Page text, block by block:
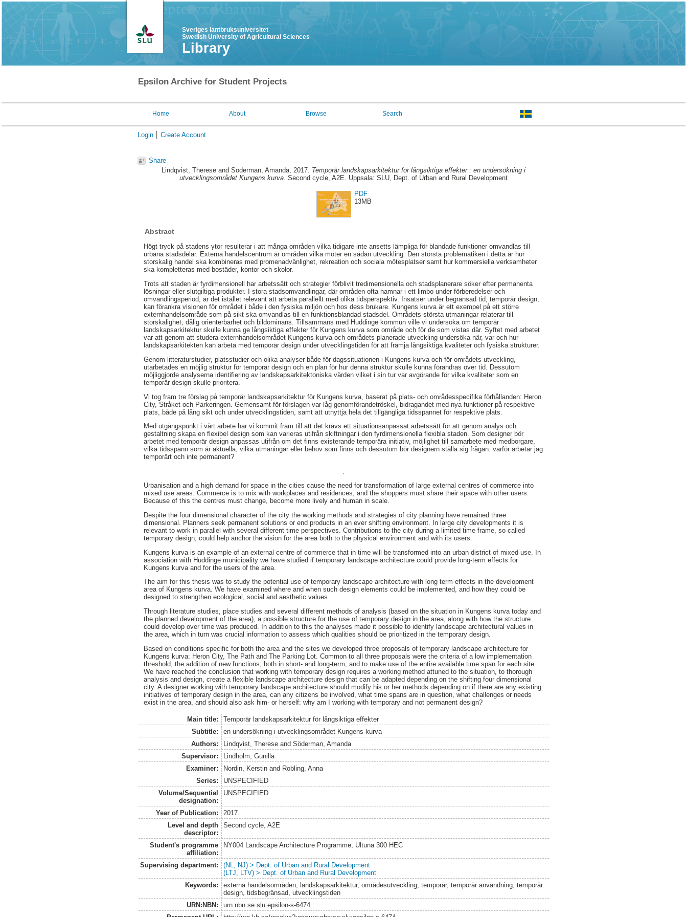
Sveriges lantbruksuniversitet
Swedish University of Agricultural Sciences
Library
Epsilon Archive for Student Projects
Home About Browse Search
Login Create Account
Share
Lindqvist, Therese and Söderman, Amanda, 2017. Temporär landskapsarkitektur för långsiktiga effekter : en undersökning i
utvecklingsområdet Kungens kurva. Second cycle, A2E. Uppsala: SLU, Dept. of Urban and Rural Development
PDF
13MB
Abstract
Högt tryck på stadens ytor resulterar i att många områden vilka tidigare inte ansetts lämpliga för blandade funktioner omvandlas till
urbana stadsdelar. Externa handelscentrum är områden vilka möter en sådan utveckling. Den största problematiken i detta är hur
storskalig handel ska kombineras med promenadvänlighet, rekreation och sociala mötesplatser samt hur kommersiella verksamheter
ska kompletteras med bostäder, kontor och skolor.
Trots att staden är fyrdimensionell har arbetssätt och strategier förblivit tredimensionella och stadsplanerare söker efter permanenta
lösningar eller slutgiltiga produkter. I stora stadsomvandlingar, där områden ofta hamnar i ett limbo under förberedelser och
omvandlingsperiod, är det istället relevant att arbeta parallellt med olika tidsperspektiv. Insatser under begränsad tid, temporär design,
kan förankra visionen för området i både i den fysiska miljön och hos dess brukare. Kungens kurva är ett exempel på ett större
externhandelsområde som på sikt ska omvandlas till en funktionsblandad stadsdel. Områdets största utmaningar relaterar till
storskalighet, dålig orienterbarhet och bildominans. Tillsammans med Huddinge kommun ville vi undersöka om temporär
landskapsarkitektur skulle kunna ge långsiktiga effekter för Kungens kurva som område och för de som vistas där. Syftet med arbetet
var att genom att studera externhandelsområdet Kungens kurva och områdets planerade utveckling undersöka när, var och hur
landskapsarkitekten kan arbeta med temporär design under utvecklingstiden för att främja långsiktiga kvaliteter och fysiska strukturer.
Genom litteraturstudier, platsstudier och olika analyser både för dagssituationen i Kungens kurva och för områdets utveckling,
utarbetades en möjlig struktur för temporär design och en plan för hur denna struktur skulle kunna förändras över tid. Dessutom
möjliggjorde analyserna identifiering av landskapsarkitektoniska värden vilket i sin tur var avgörande för vilka kvaliteter som en
temporär design skulle prioritera.
Vi tog fram tre förslag på temporär landskapsarkitektur för Kungens kurva, baserat på plats- och områdesspecifika förhållanden: Heron
City, Stråket och Parkeringen. Gemensamt för förslagen var låg genomförandetröskel, bidragandet med nya funktioner på respektive
plats, både på lång sikt och under utvecklingstiden, samt att utnyttja hela det tillgängliga tidsspannet för respektive plats.
Med utgångspunkt i vårt arbete har vi kommit fram till att det krävs ett situationsanpassat arbetssätt för att genom analys och
gestaltning skapa en flexibel design som kan varieras utifrån skiftningar i den fyrdimensionella flexibla staden. Som designer bör
arbetet med temporär design anpassas utifrån om det finns existerande temporära initiativ, möjlighet till samarbete med medborgare,
vilka tidsspann som är aktuella, vilka utmaningar eller behov som finns och dessutom bör designern ställa sig frågan: varför arbetar jag
temporärt och inte permanent?
,
Urbanisation and a high demand for space in the cities cause the need for transformation of large external centres of commerce into
mixed use areas. Commerce is to mix with workplaces and residences, and the shoppers must share their space with other users.
Because of this the centres must change, become more lively and human in scale.
Despite the four dimensional character of the city the working methods and strategies of city planning have remained three
dimensional. Planners seek permanent solutions or end products in an ever shifting environment. In large city developments it is
relevant to work in parallel with several different time perspectives. Contributions to the city during a limited time frame, so called
temporary design, could help anchor the vision for the area both to the physical environment and with its users.
Kungens kurva is an example of an external centre of commerce that in time will be transformed into an urban district of mixed use. In
association with Huddinge municipality we have studied if temporary landscape architecture could provide long-term effects for
Kungens kurva and for the users of the area.
The aim for this thesis was to study the potential use of temporary landscape architecture with long term effects in the development
area of Kungens kurva. We have examined where and when such design elements could be implemented, and how they could be
designed to strengthen ecological, social and aesthetic values.
Through literature studies, place studies and several different methods of analysis (based on the situation in Kungens kurva today and
the planned development of the area), a possible structure for the use of temporary design in the area, along with how the structure
could develop over time was produced. In addition to this the analyses made it possible to identify landscape architectural values in
the area, which in turn was crucial information to assess which qualities should be prioritized in the temporary design.
Based on conditions specific for both the area and the sites we developed three proposals of temporary landscape architecture for
Kungens kurva: Heron City, The Path and The Parking Lot. Common to all three proposals were the criteria of a low implementation
threshold, the addition of new functions, both in short- and long-term, and to make use of the entire available time span for each site.
We have reached the conclusion that working with temporary design requires a working method attuned to the situation, to thorough
analysis and design, create a flexible landscape architecture design that can be adapted depending on the shifting four dimensional
city. A designer working with temporary landscape architecture should modify his or her methods depending on if there are any existing
initiatives of temporary design in the area, can any citizens be involved, what time spans are in question, what challenges or needs
exist in the area, and should also ask him- or herself: why am I working with temporary and not permanent design?
Main title:
Temporär landskapsarkitektur för långsiktiga effekter
Subtitle:
en undersökning i utvecklingsområdet Kungens kurva
Authors:
Lindqvist, Thereseand Söderman, Amanda
Supervisor:
Lindholm, Gunilla
Examiner:
Nordin, Kerstinand Robling, Anna
Series:
UNSPECIFIED
Volume/Sequential
designation:
UNSPECIFIED
Year of Publication:
2017
Level and depth
descriptor:
Second cycle, A2E
Student's programme
affiliation:
NY004 Landscape Architecture Programme, Ultuna 300 HEC
Supervising department:
(NL, NJ) > Dept. of Urban and Rural Development
(LTJ, LTV) > Dept. of Urban and Rural Development
Keywords:
externa handelsområden, landskapsarkitektur, områdesutveckling, temporär, temporär användning, temporär
design, tidsbegränsad, utvecklingstiden
URN:NBN:
urn:nbn:se:slu:epsilon-s-6474